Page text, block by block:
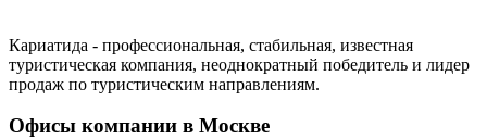
Кариатида - профессиональная, стабильная, известная
туристическая компания, неоднократный победитель и лидер
продаж по туристическим направлениям.
Офисы компании в Москве